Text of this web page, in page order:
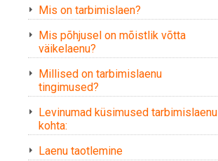
Mis on tarbimislaen?
Mis põhjusel on mõistlik võtta
väikelaenu?
Millised on tarbimislaenu
tingimused?
Levinumad küsimused tarbimislaenu
kohta:
Laenu taotlemine